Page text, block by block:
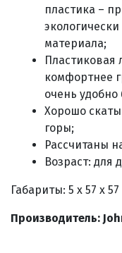
пластика –
материала;
Пластиковая
комфортнее
очень удобно
Хорошо
горы;
Рассчитаны
Возраст: для
Габариты: 5 х 57 х
Производитель: